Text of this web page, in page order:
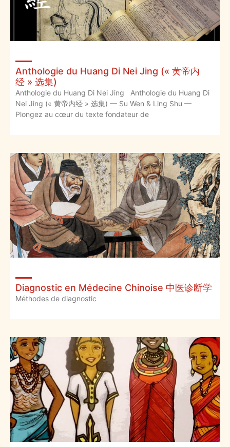
Anthologie du Huang Di Nei Jing (« 黄帝内
经 » 选集)
Anthologie du Huang Di Nei Jing Anthologie du Huang Di
Nei Jing (« 黄帝内经 » 选集) — Su Wen & Ling Shu —
Plongez au cœur du texte fondateur de
Diagnostic en Médecine Chinoise 中医诊断学
Méthodes de diagnostic